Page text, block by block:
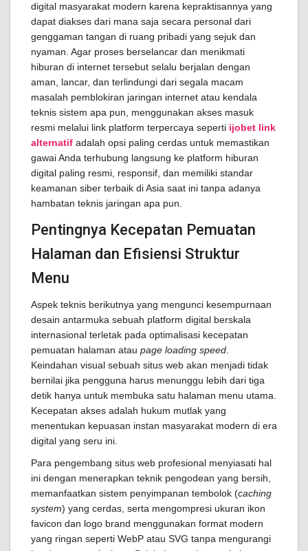
digital masyarakat modern karena kepraktisannya yang
dapat diakses dari mana saja secara personal dari
genggaman tangan di ruang pribadi yang sejuk dan
nyaman. Agar proses berselancar dan menikmati
hiburan di internet tersebut selalu berjalan dengan
aman, lancar, dan terlindungi dari segala macam
masalah pemblokiran jaringan internet atau kendala
teknis sistem apa pun, menggunakan akses masuk
resmi melalui link platform terpercaya seperti ijobet link
alternatif adalah opsi paling cerdas untuk memastikan
gawai Anda terhubung langsung ke platform hiburan
digital paling resmi, responsif, dan memiliki standar
keamanan siber terbaik di Asia saat ini tanpa adanya
hambatan teknis jaringan apa pun.
Pentingnya Kecepatan Pemuatan
Halaman dan Efisiensi Struktur
Menu
Aspek teknis berikutnya yang mengunci kesempurnaan
desain antarmuka sebuah platform digital berskala
internasional terletak pada optimalisasi kecepatan
pemuatan halaman atau page loading speed
Keindahan visual sebuah situs web akan menjadi tidak
bernilai jika pengguna harus menunggu lebih dari tiga
detik hanya untuk membuka satu halaman menu utama.
Kecepatan akses adalah hukum mutlak yang
menentukan kepuasan instan masyarakat modern di era
digital yang seru ini.
Para pengembang situs web profesional menyiasati hal
ini dengan menerapkan teknik pengodean yang bersih,
memanfaatkan sistem penyimpanan tembolok (caching
system) yang cerdas, serta mengompresi ukuran ikon
favicon dan logo brand menggunakan format modern
yang ringan seperti WebP atau SVG tanpa mengurangi